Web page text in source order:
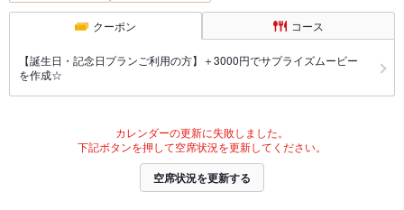
クーポン コース
【誕生日・記念日プランご利用の方】＋3000円でサプライズムービー
を作成☆
カレンダーの更新に失敗しました。
下記ボタンを押して空席状況を更新してください。
空席状況を更新する